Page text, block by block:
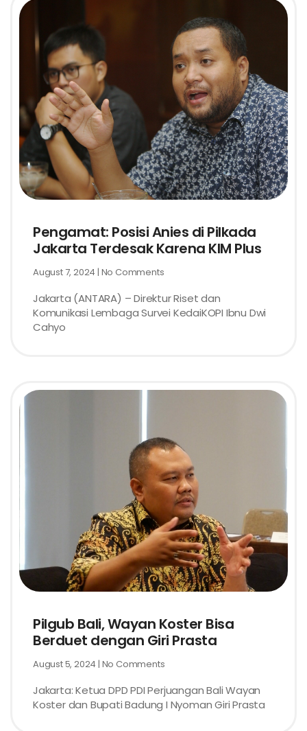
Pengamat: Posisi Anies di Pilkada
Jakarta Terdesak Karena KIM Plus
August 7, 2024 No Comments
Jakarta (ANTARA) – Direktur Riset dan
Komunikasi Lembaga Survei KedaiKOPI Ibnu Dwi
Cahyo
Pilgub Bali, Wayan Koster Bisa
Berduet dengan Giri Prasta
August 5, 2024 No Comments
Jakarta: Ketua DPD PDI Perjuangan Bali Wayan
Koster dan Bupati Badung I Nyoman Giri Prasta